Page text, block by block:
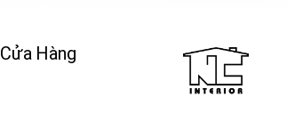
Cửa Hàng